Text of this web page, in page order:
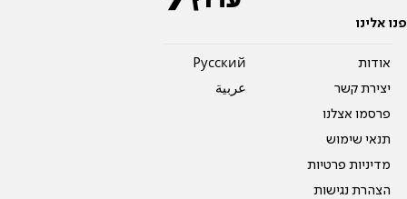
פנו אלינו
אודות
יצירת קשר
פרסמו אצלנו
תנאי שימוש
מדיניות פרטיות
הצהרת נגישות
Pусский
عربية